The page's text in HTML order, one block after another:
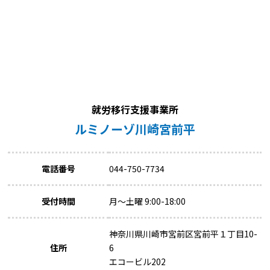
就労移行支援事業所
ルミノーゾ川崎宮前平
電話番号 044-750-7734
受付時間 月～土曜 9:00-18:00
住所
神奈川県川崎市宮前区宮前平１丁目10-
6
エコービル202